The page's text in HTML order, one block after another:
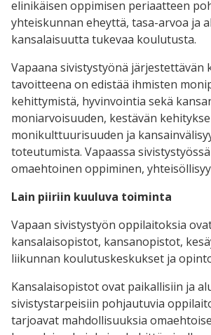
elinikäisen oppimisen periaatteen
yhteiskunnan eheyttä, tasa-arvoa ja
kansalaisuutta tukevaa koulutusta.
Vapaana sivistystyönä järjestettävän
tavoitteena on edistää ihmisten
kehittymistä, hyvinvointia sekä
moniarvoisuuden, kestävän
monikulttuurisuuden ja
toteutumista. Vapaassa
omaehtoinen oppiminen,
Lain piiriin kuuluva toiminta
Vapaan sivistystyön oppilaitoksia
kansalaisopistot, kansanopistot,
liikunnan koulutuskeskukset ja
Kansalaisopistot ovat paikallisiin ja
sivistystarpeisiin pohjautuvia
tarjoavat mahdollisuuksia